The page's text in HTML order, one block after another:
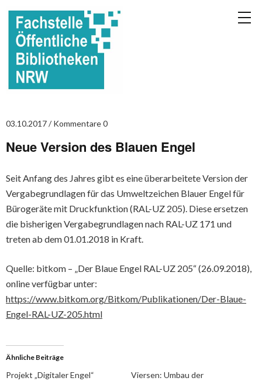
03.10.2017 Kommentare 0
Neue Version des Blauen Engel
Seit Anfang des Jahres gibt es eine überarbeitete Version der
Vergabegrundlagen für das Umweltzeichen Blauer Engel für
Bürogeräte mit Druckfunktion (RAL-UZ 205). Diese ersetzen
die bisherigen Vergabegrundlagen nach RAL-UZ 171 und
treten ab dem 01.01.2018 in Kraft.
Quelle: bitkom – „Der Blaue Engel RAL-UZ 205“ (26.09.2018),
online verfügbar unter:
https://www.bitkom.org/Bitkom/Publikationen/Der-Blaue-
Engel-RAL-UZ-205.html
Ähnliche Beiträge
Projekt „Digitaler Engel“
Viersen: Umbau der